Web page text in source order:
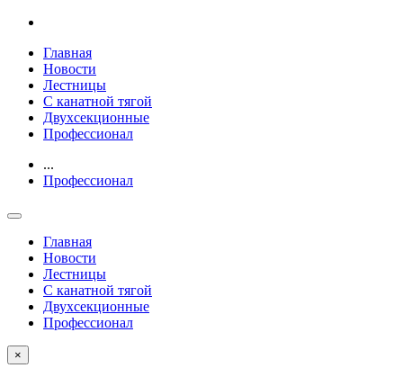
Главная
Новости
Лестницы
С канатной тягой
Двухсекционные
Профессионал
...
Профессионал
Главная
Новости
Лестницы
С канатной тягой
Двухсекционные
Профессионал
×